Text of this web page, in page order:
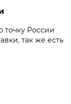
точку России
так же есть